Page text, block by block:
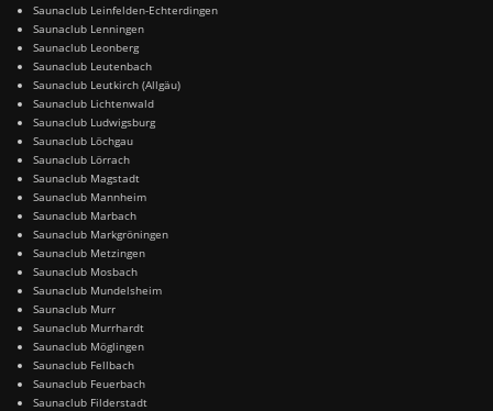
Saunaclub Leinfelden-Echterdingen
Saunaclub Lenningen
Saunaclub Leonberg
Saunaclub Leutenbach
Saunaclub Leutkirch (Allgäu)
Saunaclub Lichtenwald
Saunaclub Ludwigsburg
Saunaclub Löchgau
Saunaclub Lörrach
Saunaclub Magstadt
Saunaclub Mannheim
Saunaclub Marbach
Saunaclub Markgröningen
Saunaclub Metzingen
Saunaclub Mosbach
Saunaclub Mundelsheim
Saunaclub Murr
Saunaclub Murrhardt
Saunaclub Möglingen
Saunaclub Fellbach
Saunaclub Feuerbach
Saunaclub Filderstadt